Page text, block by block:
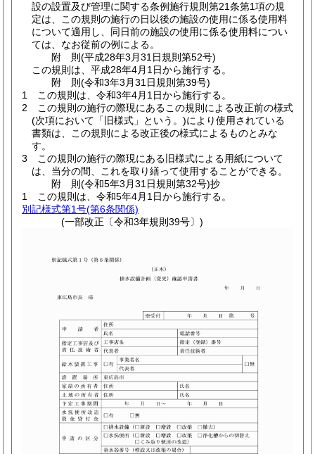
設の設置及び管理に関する条例施行規則第21条第1項の規
定は、この規則の施行の日以後の施設の使用に係る使用料
について適用し、同日前の施設の使用に係る使用料につい
ては、なお従前の例による。
附 則(平成28年3月31日規則第52号)
この規則は、平成28年4月1日から施行する。
附 則(令和3年3月31日規則第39号)
1
この規則は、令和3年4月1日から施行する。
2
この規則の施行の際現にあるこの規則による改正前の様式
(次項において「旧様式」という。)により使用されている
書類は、この規則による改正後の様式によるものとみな
す。
3
この規則の施行の際現にある旧様式による用紙について
は、当分の間、これを取り繕って使用することができる。
附 則(令和5年3月31日規則第32号)抄
1
この規則は、令和5年4月1日から施行する。
別記様式第1号(第6条関係)
(一部改正〔令和3年規則39号〕)